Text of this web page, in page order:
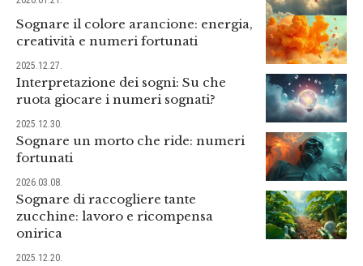
Sognare il colore arancione: energia,
creatività e numeri fortunati
2025.12.27.
Interpretazione dei sogni: Su che
ruota giocare i numeri sognati?
2025.12.30.
Sognare un morto che ride: numeri
fortunati
2026.03.08.
Sognare di raccogliere tante
zucchine: lavoro e ricompensa
onirica
2025.12.20.